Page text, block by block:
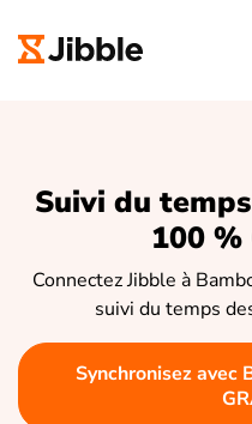
Suivi du
100 %
Connectez Jibble à
suivi du temps
Synchronisez avec